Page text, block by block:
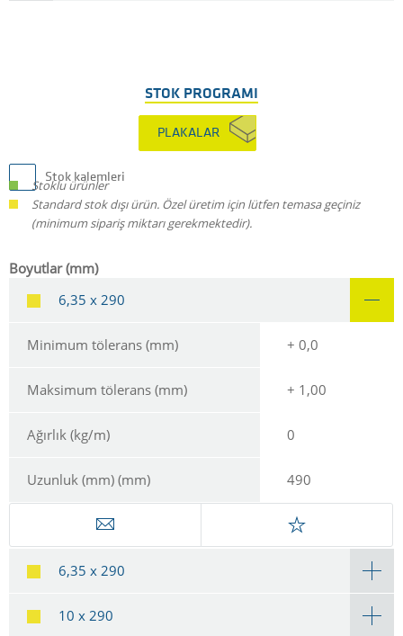
STOK PROGRAMI
PLAKALAR
Stok kalemleri
Stoklu ürünler
Standard stok dışı ürün. Özel üretim için lütfen temasa geçiniz
(minimum sipariş miktarı gerekmektedir).
Boyutlar (mm)
6,35 x 290
Minimum tölerans (mm) + 0,0
Maksimum tölerans (mm) + 1,00
Ağırlık (kg/m) 0
Uzunluk (mm) (mm) 490
6,35 x 290
10 x 290